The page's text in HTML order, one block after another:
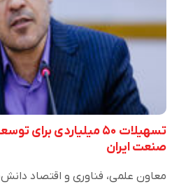
تسهیلات ۵۰ میلیاردی
صنعت ایران
معاون علمی، فناوری و اقتصاد